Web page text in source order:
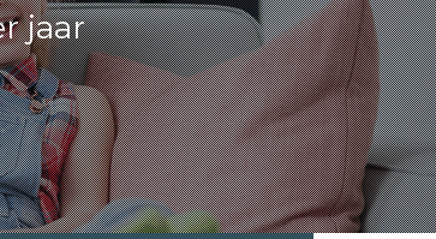
jaar